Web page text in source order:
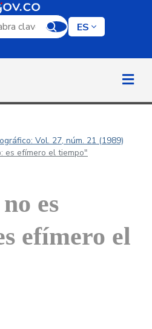
por palabra clave
ES
Vol. 27, núm. 21 (1989)
es efímero el tiempo"
es
efímero el